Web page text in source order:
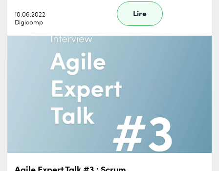
10.06.2022
Digicomp
Lire